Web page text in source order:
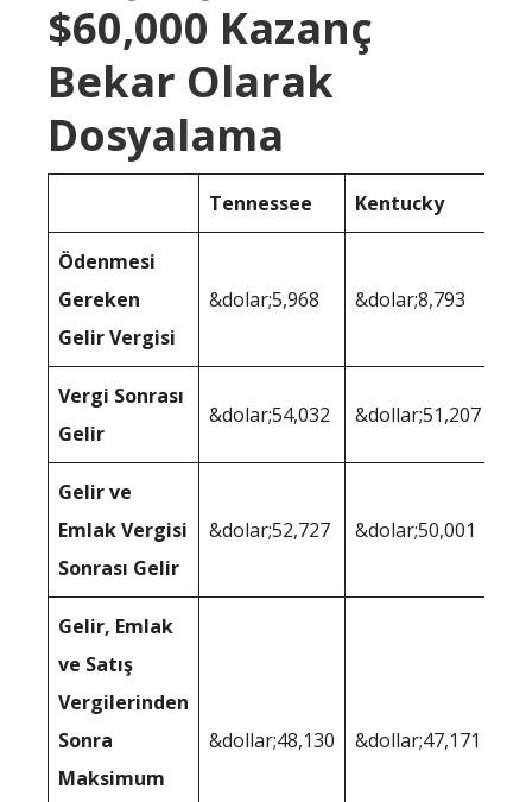
$60,000 Kazanç
Bekar Olarak
Dosyalama
Tennessee Kentucky
Ödenmesi
Gereken
Gelir Vergisi
&dolar;5,968 &dolar;8,793
Vergi Sonrası
Gelir
&dolar;54,032 &dollar;51,207
Gelir ve
Emlak Vergisi
Sonrası Gelir
&dolar;52,727 &dolar;50,001
Gelir, Emlak
ve Satış
Vergilerinden
Sonra
Maksimum
&dollar;48,130 &dollar;47,171